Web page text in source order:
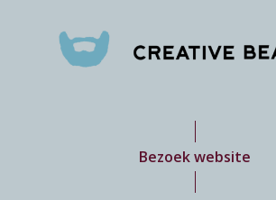
Bezoek website